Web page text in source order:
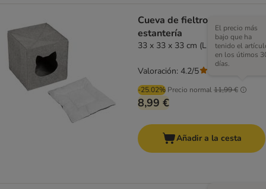
Cueva de fieltro para
estantería
33 x 33 x 33 cm (L x An x Al)
-25.02% Precio normal11,99 €
El precio más
bajo que ha
tenido el
en los útimos
días.
8,99 €
Valoración: 4.2/5
Añadir a la cesta